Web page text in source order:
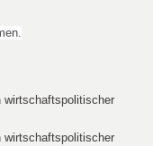
wirtschaftspolitischer
wirtschaftspolitischer